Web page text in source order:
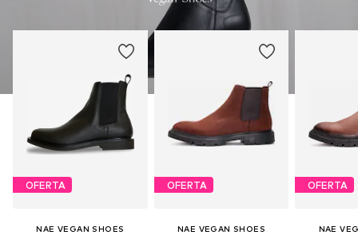
OFERTA
NAE VEGAN SHOES
OFERTA
NAE VEGAN SHOES
OFERTA
NAE